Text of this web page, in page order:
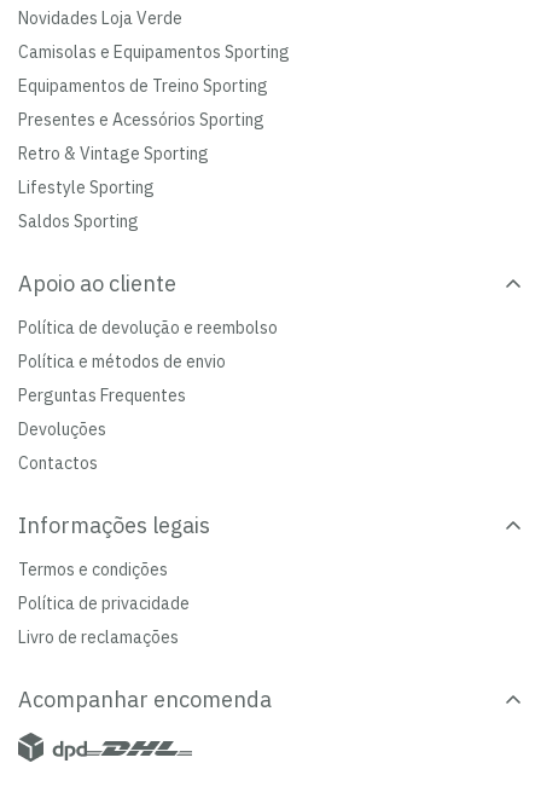
Novidades Loja Verde
Camisolas e Equipamentos Sporting
Equipamentos de Treino Sporting
Presentes e Acessórios Sporting
Retro & Vintage Sporting
Lifestyle Sporting
Saldos Sporting
Apoio ao cliente
Política de devolução e reembolso
Política e métodos de envio
Perguntas Frequentes
Devoluções
Contactos
Informações legais
Termos e condições
Política de privacidade
Livro de reclamações
Acompanhar encomenda